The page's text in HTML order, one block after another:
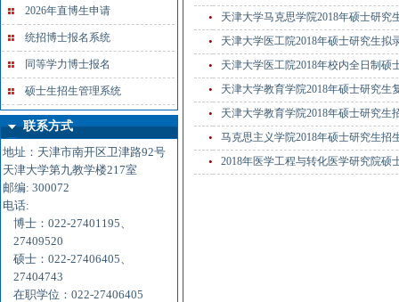
2026年直博生申请
统招博士报名系统
同等学力博士报名
硕士生招生管理系统
联系方式
地址：天津市南开区卫津路92号
天津大学第九教学楼217室
邮编: 300072
电话:
博士：022-27401195、
27409520
硕士：022-27406405、
27404743
在职学位：022-27406405
• 天津大学马克思学院2018年硕士研究
• 天津大学医工院2018年硕士研究生拟
• 天津大学医工院2018年校内全日制硕
• 天津大学教育学院2018年硕士研究生
• 天津大学教育学院2018年硕士研究生
• 马克思主义学院2018年硕士研究生招
• 2018年医学工程与转化医学研究院